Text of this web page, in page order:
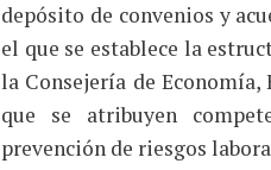
depósito de convenios y
el que se establece la
la Consejería de Economía,
que se atribuyen
prevención de riesgos